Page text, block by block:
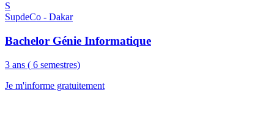
S
SupdeCo - Dakar
Bachelor Génie Informatique
3 ans ( 6 semestres)
Je m'informe gratuitement